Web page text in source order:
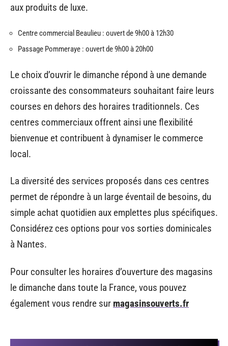
aux produits de luxe.
Centre commercial Beaulieu : ouvert de 9h00 à 12h30
Passage Pommeraye : ouvert de 9h00 à 20h00
Le choix d’ouvrir le dimanche répond à une demande
croissante des consommateurs souhaitant faire leurs
courses en dehors des horaires traditionnels. Ces
centres commerciaux offrent ainsi une flexibilité
bienvenue et contribuent à dynamiser le commerce
local.
La diversité des services proposés dans ces centres
permet de répondre à un large éventail de besoins, du
simple achat quotidien aux emplettes plus spécifiques.
Considérez ces options pour vos sorties dominicales
à Nantes.
Pour consulter les horaires d’ouverture des magasins
le dimanche dans toute la France, vous pouvez
également vous rendre sur magasinsouverts.fr